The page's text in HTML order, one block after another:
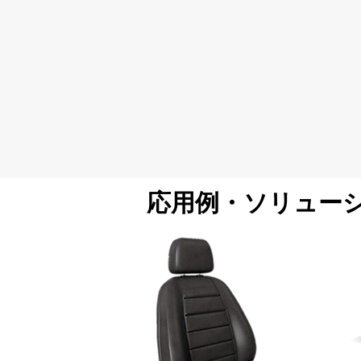
応用例・ソリュー